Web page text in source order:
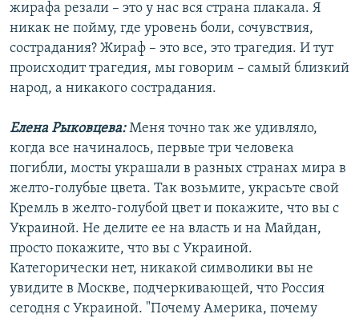
жирафа резали – это у нас вся страна плакала. Я
никак не пойму, где уровень боли, сочувствия,
сострадания? Жираф – это все, это трагедия. И тут
происходит трагедия, мы говорим – самый близкий
народ, а никакого сострадания.
Елена Рыковцева:Меня точно так же удивляло,
когда все начиналось, первые три человека
погибли, мосты украшали в разных странах мира в
желто-голубые цвета. Так возьмите, украсьте свой
Кремль в желто-голубой цвет и покажите, что вы с
Украиной. Не делите ее на власть и на Майдан,
просто покажите, что вы с Украиной.
Категорически нет, никакой символики вы не
увидите в Москве, подчеркивающей, что Россия
сегодня с Украиной. "Почему Америка, почему